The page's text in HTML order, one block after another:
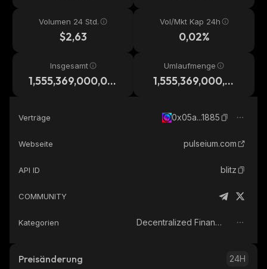
Volumen 24 Std.
$2,63
Vol/Mkt Kap 24h
0,02%
Insgesamt
1,555,369,000,00
Umlaufmenge
1,555,369,000,00
Verträge 0x05a...1885
Webseite pulseium.com
API ID blitz
COMMUNITY
Kategorien Decentralized Finance (DeFi)
Preisänderung 24H